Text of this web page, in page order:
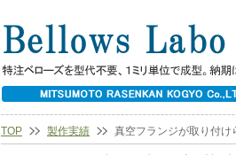
TOP 製作実績 真空フランジが取り付け